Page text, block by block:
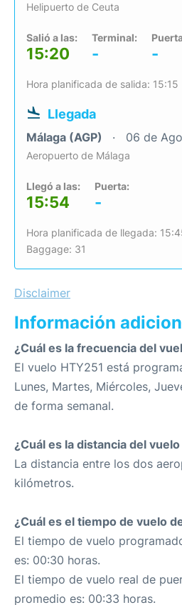
Helipuerto de Ceuta
Salió a las:
15:20
Terminal:
- -
Hora planificada de salida: 15:15
Llegada
Málaga (AGP) 06 de
Aeropuerto de Málaga
Llegó a las:
15:54
Puerta:
-
Hora planificada de llegada:
Baggage: 31
Disclaimer
Información
¿Cuál es la frecuencia del
El vuelo HTY251 está
Lunes, Martes, Miércoles,
de forma semanal.
¿Cuál es la distancia del
La distancia entre los dos
kilómetros.
¿Cuál es el tiempo de vuelo
El tiempo de vuelo
es: 00:30 horas.
El tiempo de vuelo real de
promedio es: 00:33 horas.